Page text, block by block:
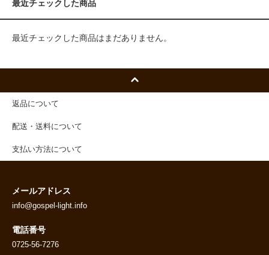
最近チェックした商品
最近チェックした商品はまだありません。
返品について
配送・送料について
支払い方法について
メールアドレス
info@gospel-light.info
電話番号
0725-56-7276